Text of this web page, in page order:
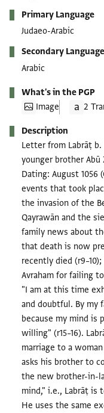
Primary Language
Judaeo-Arabic
Secondary Language
Arabic
What's in the PGP
Image
2
Description
Letter from Labrāṭ b.
younger brother Abū
Dating: August
events that took
the invasion of the
Qayrawān and the
family news about
that death is now
recently died
Avraham for failing
"I am at this time
and doubtful. By
because my mind is
willing" (r15–16).
marriage to a
asks his brother to
the new brother-in-
mind," i.e., Labrāṭ is
He uses the same